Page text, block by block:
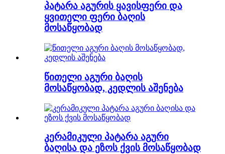
პატარა აგურის ყავისფერი და
ყვითელი ფერი ბაღის
მოსაწყობად
წითელი აგური ბაღის
მოსაწყობად, კედლის აშენება
კერამიკული პატარა აგური
ბაღისა და ეზოს ქვის მოსაწყობად